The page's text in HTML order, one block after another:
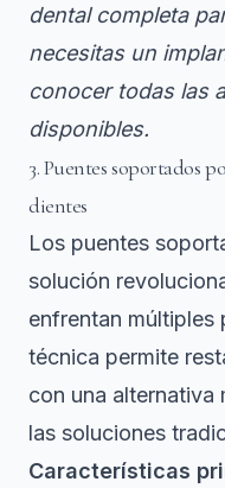
dental completa
necesitas un
conocer todas las
disponibles.
3. Puentes soportados
dientes
Los puentes
solución
enfrentan múltiples
técnica permite
con una alternativa
las soluciones
Características